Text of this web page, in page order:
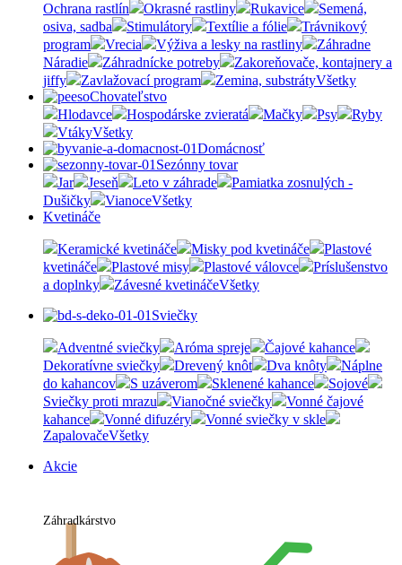
Ochrana rastlín Okrasné rastliny Rukavice
Semená,
osiva, sadba
Stimulátory Textílie a fólie
Trávnikový
program
Vrecia Výživa a lesky na rastliny
Záhradne
Náradie
Záhradnícke potreby
Zakoreňovače, kontajnery a
jiffy
Zavlažovací program Zemina, substrátyVšetky
Chovateľstvo
Hlodavce
Hospodárske zvieratá Mačky Psy
Ryby
VtákyVšetky
Domácnosť
Sezónny tovar
Jar
Jeseň Leto v záhrade
Pamiatka zosnulých -
Dušičky
VianoceVšetky
Kvetináče
Keramické kvetináče Misky pod kvetináče
Plastové
kvetináče
Plastové misy Plastové válovce
Príslušenstvo
a doplnky
Závesné kvetináčeVšetky
Sviečky
Adventné sviečky Aróma spreje
Čajové kahance
Dekoratívne sviečky
Drevený knôt Dva knôty
Náplne
do kahancov
S uzáverom Sklenené kahance
Sojové
Sviečky proti mrazu
Vianočné sviečky
Vonné čajové
kahance
Vonné difuzéry
Vonné sviečky v skle
ZapalovačeVšetky
Akcie
Záhradkárstvo